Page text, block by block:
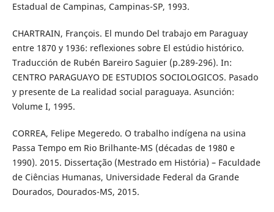
Estadual de Campinas, Campinas-SP, 1993.
CHARTRAIN, François. El mundo Del trabajo em Paraguay
entre 1870 y 1936: reflexiones sobre El estúdio histórico.
Traducción de Rubén Bareiro Saguier (p.289-296). In:
CENTRO PARAGUAYO DE ESTUDIOS SOCIOLOGICOS. Pasado
y presente de La realidad social paraguaya. Asunción:
Volume I, 1995.
CORREA, Felipe Megeredo. O trabalho indígena na usina
Passa Tempo em Rio Brilhante-MS (décadas de 1980 e
1990). 2015. Dissertação (Mestrado em História) – Faculdade
de Ciências Humanas, Universidade Federal da Grande
Dourados, Dourados-MS, 2015.